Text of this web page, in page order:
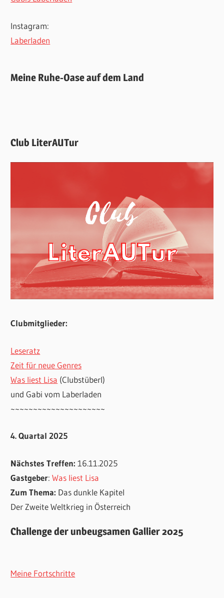
Instagram:
Laberladen
Meine Ruhe-Oase auf dem Land
Club LiterAUTur
Clubmitglieder:
Leseratz
Zeit für neue Genres
Was liest Lisa (Clubstüberl)
und Gabi vom Laberladen
~~~~~~~~~~~~~~~~~~~~~
4. Quartal 2025
Nächstes Treffen:16.11.2025
Gastgeber:Was liest Lisa
Zum Thema: Das dunkle Kapitel
Der Zweite Weltkrieg in Österreich
Challenge der unbeugsamen Gallier 2025
Meine Fortschritte